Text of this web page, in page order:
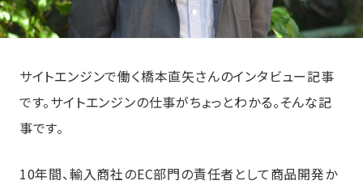
サイトエンジンで働く橋本直矢さんのインタビュー記事
です。サイトエンジンの仕事がちょっとわかる。そんな記
事です。
10年間、輸入商社のEC部門の責任者として商品開発か